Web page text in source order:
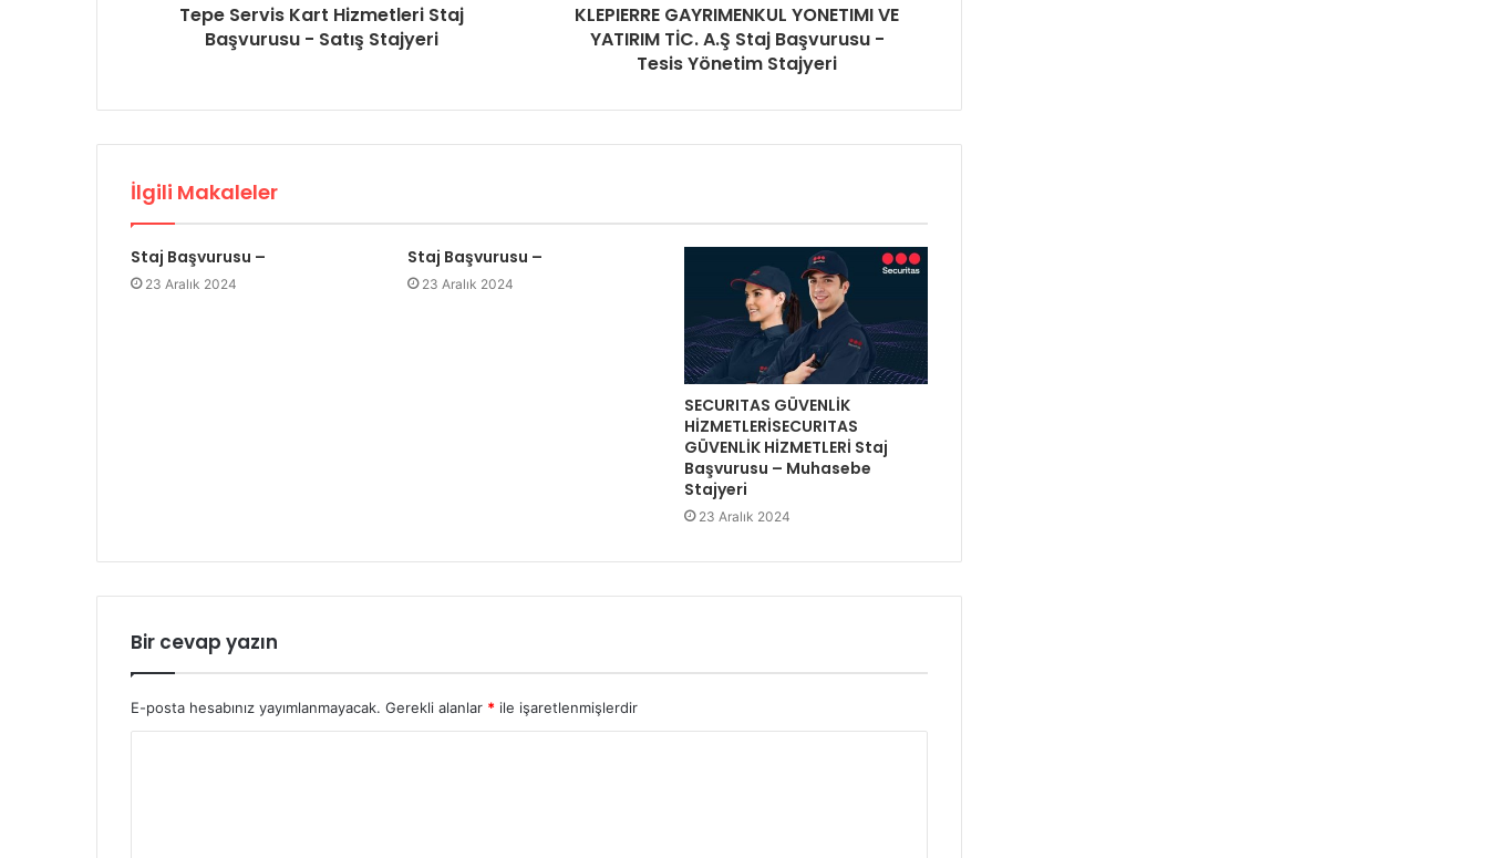
Tepe Servis Kart Hizmetleri Staj
Başvurusu - Satış Stajyeri
KLEPIERRE GAYRIMENKUL YONETIMI VE
YATIRIM TİC. A.Ş Staj Başvurusu -
Tesis Yönetim Stajyeri
İlgili Makaleler
Staj Başvurusu –
23 Aralık 2024
Staj Başvurusu –
23 Aralık 2024
SECURITAS GÜVENLİK
HİZMETLERİSECURITAS
GÜVENLİK HİZMETLERİ Staj
Başvurusu – Muhasebe
Stajyeri
23 Aralık 2024
Bir cevap yazın
E-posta hesabınız yayımlanmayacak. Gerekli alanlar * ile işaretlenmişlerdir